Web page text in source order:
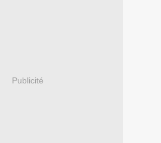
Publicité